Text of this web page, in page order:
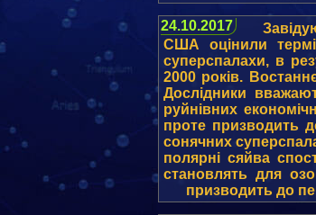
24.10.2017
США оцінили
суперспалахи, в
2000 років.
Дослідники
руйнівних
проте призводить
сонячних
полярні сяйва
становлять для
призводить до